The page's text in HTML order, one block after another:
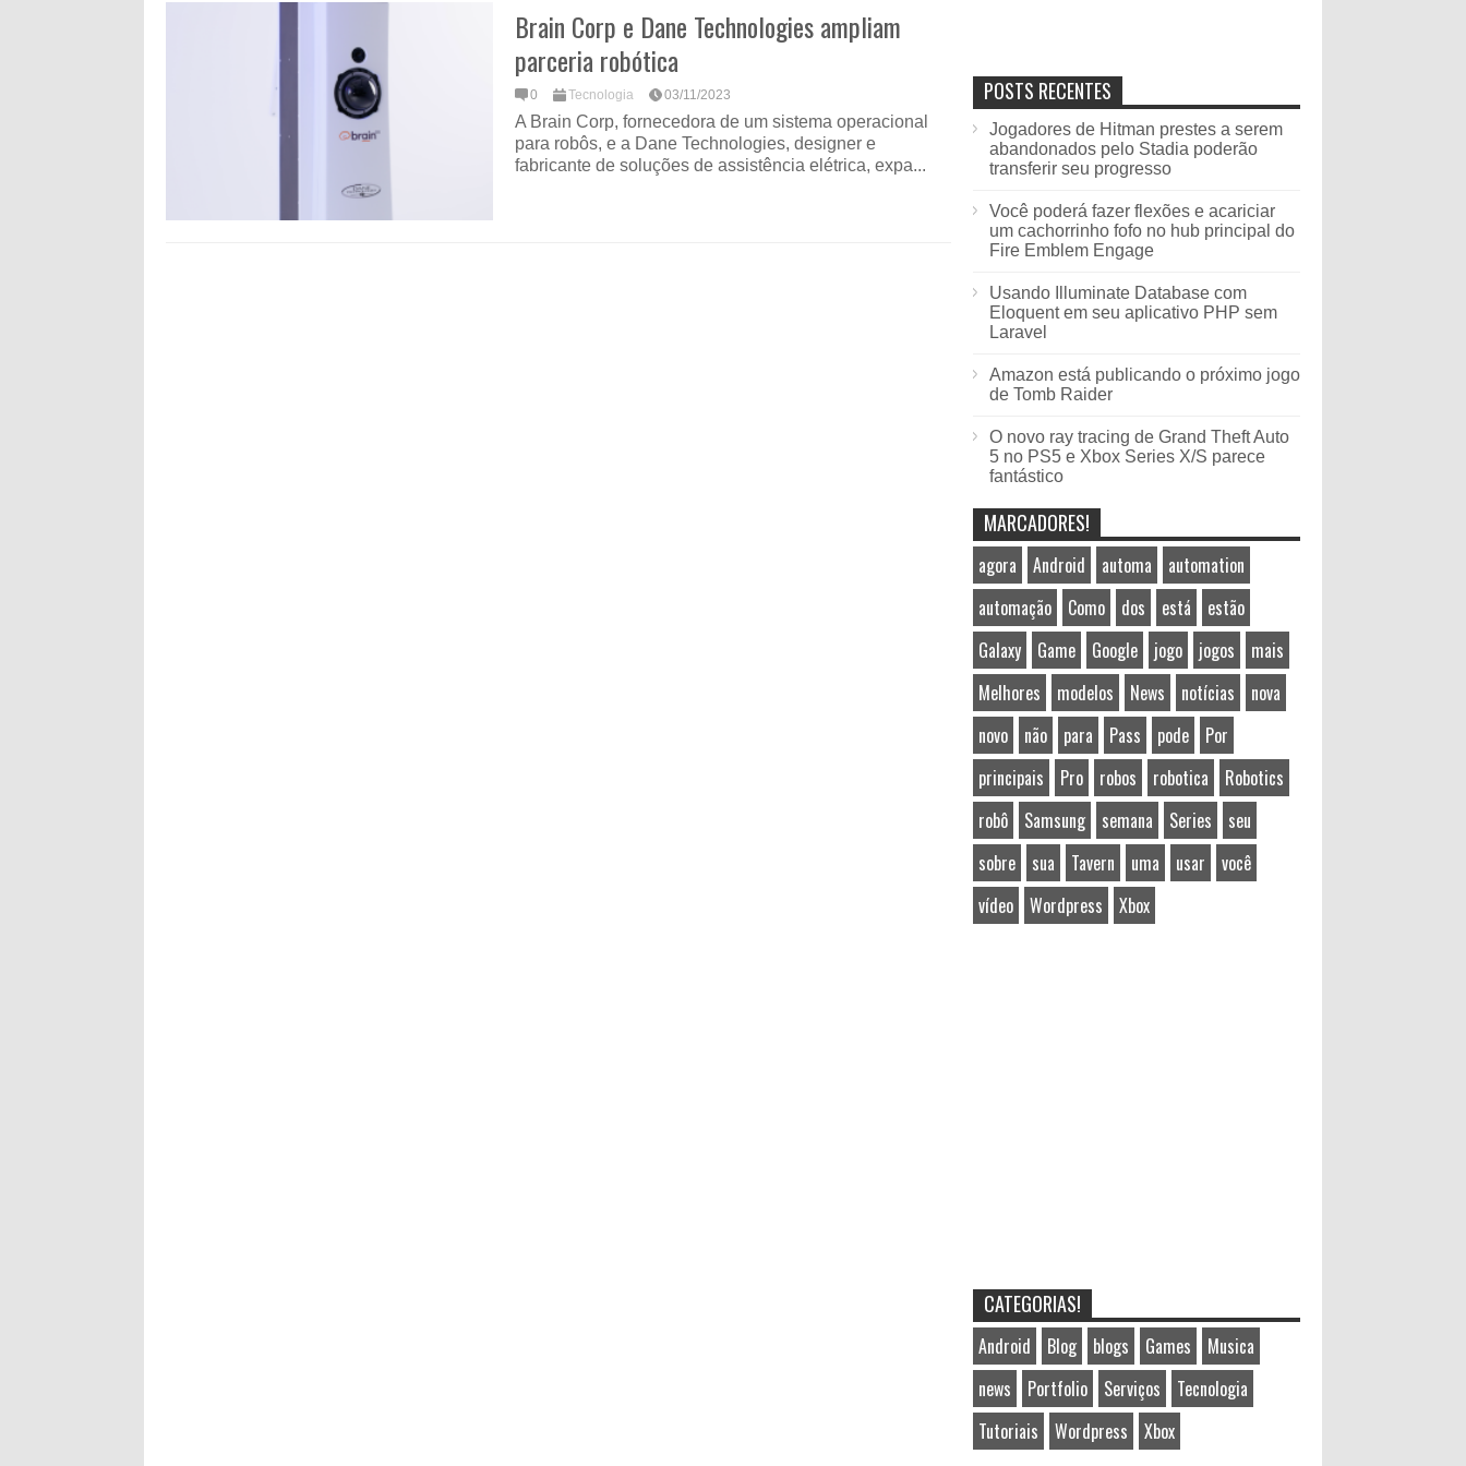
Brain Corp e Dane Technologies ampliam
parceria robótica
0 Tecnologia 03/11/2023
A Brain Corp, fornecedora de um sistema operacional
para robôs, e a Dane Technologies, designer e
fabricante de soluções de assistência elétrica, expa...
POSTS RECENTES
Jogadores de Hitman prestes a serem
abandonados pelo Stadia poderão
transferir seu progresso
Você poderá fazer flexões e acariciar
um cachorrinho fofo no hub principal do
Fire Emblem Engage
Usando Illuminate Database com
Eloquent em seu aplicativo PHP sem
Laravel
Amazon está publicando o próximo jogo
de Tomb Raider
O novo ray tracing de Grand Theft Auto
5 no PS5 e Xbox Series X/S parece
fantástico
MARCADORES!
agora Android automa
automation
automação
Como dos está
estão
Galaxy
Game Google jogo jogos
mais
Melhores
modelos News notícias
nova
novo
não para Pass pode
Por
principais
Pro robos robotica
Robotics
robô
Samsung semana Series
seu
sobre
sua Tavern uma usar
você
vídeo
Wordpress Xbox
CATEGORIAS!
Android Blog blogs Games
Musica
news
Portfolio Serviços
Tecnologia
Tutoriais
Wordpress Xbox